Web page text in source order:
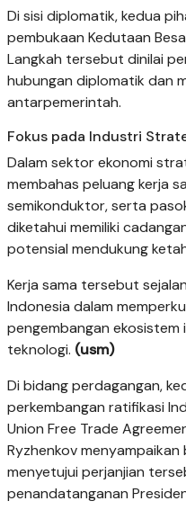
Di sisi diplomatik, kedua
pembukaan Kedutaan
Langkah tersebut dinilai
hubungan diplomatik dan
antarpemerintah.
Fokus pada Industri
Dalam sektor ekonomi
membahas peluang kerja
semikonduktor, serta
diketahui memiliki
potensial mendukung
Kerja sama tersebut
Indonesia dalam
pengembangan
teknologi. (usm)
Di bidang perdagangan,
perkembangan ratifikasi
Union Free Trade
Ryzhenkov
menyetujui perjanjian
penandatanganan